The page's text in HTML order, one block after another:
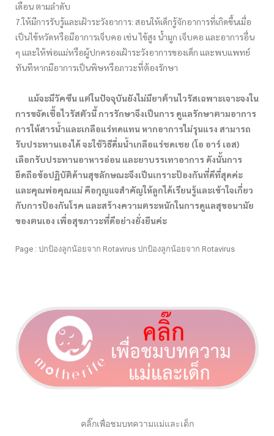
เดือน ตามลำดับ
7.ให้มีการรับรู้และเฝ้าระวังอาการ: สอนให้เด็กรู้จักอาการที่เกิดขึ้นเมื่อ
เป็นไข้หวัดหรือมีอาการเจ็บคอ เช่น ไข้สูง น้ำมูก เจ็บคอ และอาการอื่น
ๆ และให้พ่อแม่หรือผู้ปกครองเฝ้าระวังอาการของเด็ก และพบแพทย์
ทันทีหากมีอาการเป็นพิษหรือภาวะที่ต้องรักษา
แม้จะมีวัคซีน แต่ในปัจจุบันยังไม่มียาต้านไวรัสเฉพาะเจาะจงใน
การขจัดเชื้อไวรัสตัวนี้ การรักษาจึงเป็นการ ดูแลรักษาตามอาการ
การให้สารน้ำและเกลือแร่ทดแทน หากอาการไม่รุนแรง สามารถ
รับประทานเองได้ จะใช้วิธีดื่มน้ำเกลือแร่ชดเชย (โอ อาร์ เอส)
เลือกรับประทานอาหารอ่อน และยาบรรเทาอาการ ดังนั้นการ
ยึดถือข้อปฏิบัติด้านสุขลักษณะจึงเป็นเกราะป้องกันที่ดีที่สุดค่ะ
และคุณพ่อคุณแม่ คือกุญแจสำคัญให้ลูกได้เรียนรู้และเข้าใจเกี่ยว
กับการป้องกันโรค และสร้างความตระหนักในการดูแลสุขอนามัย
ของตนเอง เพื่อสุขภาวะที่ดีอย่างยั่งยืนค่ะ
Page : ปกป้องลูกน้อยจาก Rotavirus ปกป้องลูกน้อยจาก Rotavirus
คลิ๊กเพื่อชมบทความแม่และเด็ก